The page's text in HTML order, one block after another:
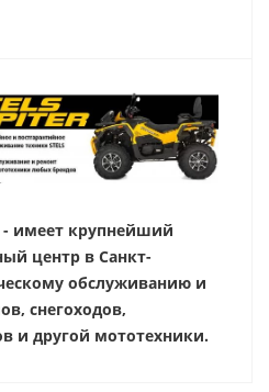
- имеет крупнейший
центр в Санкт-
обслуживанию и
снегоходов,
и другой мототехники.